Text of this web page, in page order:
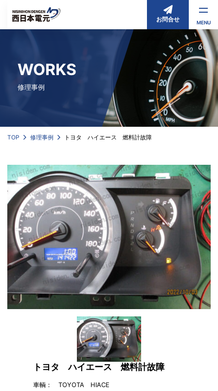
お問合せ MENU
WORKS
修理事例
TOP 修理事例 トヨタ ハイエース 燃料計故障
トヨタ ハイエース 燃料計故障
車輌： TOYOTA HIACE